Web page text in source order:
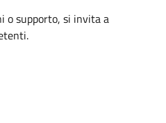
o supporto, si invita a